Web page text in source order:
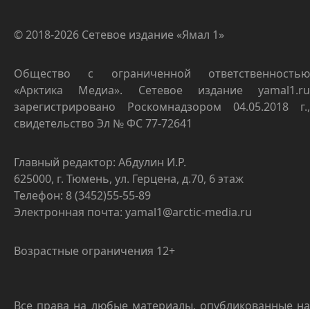
© 2018-2026 Сетевое издание «Ямал 1»
Общество с ограниченной ответственностью
«Арктика Медиа». Сетевое издание yamal1.ru
зарегистрировано Роскомнадзором 04.05.2018 г.,
свидетельство Эл № ФС 77-72641
Главный редактор: Абдулин И.Р.
625000, г. Тюмень, ул. Герцена, д.70, 6 этаж
Телефон: 8 (3452)55-55-89
Электронная почта: yamal1@arctic-media.ru
Возрастные ограничения 12+
Все права на любые материалы, опубликованные на